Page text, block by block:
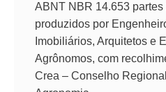
ABNT NBR 14.653
produzidos por
Imobiliários, Arquitetos e
Agrônomos, com
Crea – Conselho